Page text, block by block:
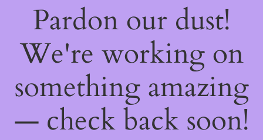
Pardon our dust!
We're working on
something amazing
— check back soon!